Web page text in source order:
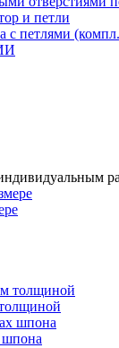
и петли
с петлями
шпона